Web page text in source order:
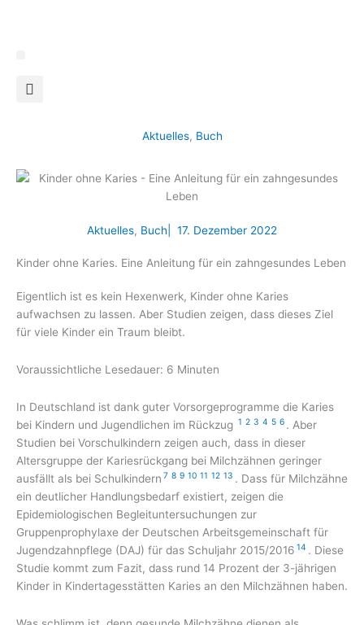
Aktuelles, Buch
Aktuelles, Buch 17. Dezember 2022
Kinder ohne Karies. Eine Anleitung für ein zahngesundes Leben
Eigentlich ist es kein Hexenwerk, Kinder ohne Karies
aufwachsen zu lassen. Aber Studien zeigen, dass dieses Ziel
für viele Kinder ein Traum bleibt.
Voraussichtliche Lesedauer: 6 Minuten
In Deutschland ist dank guter Vorsorgeprogramme die Karies
bei Kindern und Jugendlichen im Rückzug 1 2 3 4 5 6 . Aber
Studien bei Vorschulkindern zeigen auch, dass in dieser
Altersgruppe der Kariesrückgang bei Milchzähnen geringer
ausfällt als bei Schulkindern 7 8 9 10 11 12 13 . Dass für Milchzähne
ein deutlicher Handlungsbedarf existiert, zeigen die
Epidemiologischen Begleituntersuchungen zur
Gruppenprophylaxe der Deutschen Arbeitsgemeinschaft für
Jugendzahnpflege (DAJ) für das Schuljahr 2015/2016 14 . Diese
Studie kommt zum Fazit, dass rund 14 Prozent der 3-jährigen
Kinder in Kindertagesstätten Karies an den Milchzähnen haben.